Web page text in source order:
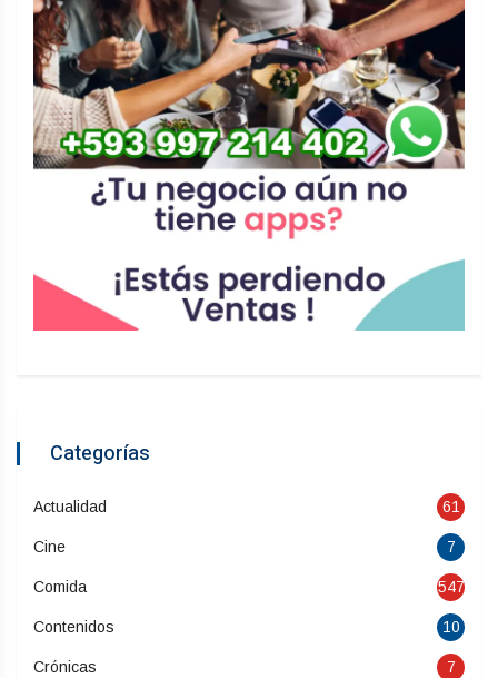
Categorías
Actualidad 61
Cine 7
Comida 547
Contenidos 10
Crónicas 7